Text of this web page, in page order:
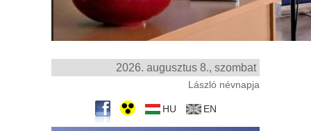
2026. augusztus 8., szombat
László névnapja
HU EN